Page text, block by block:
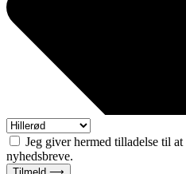
Jeg giver hermed tilladelse til
nyhedsbreve.